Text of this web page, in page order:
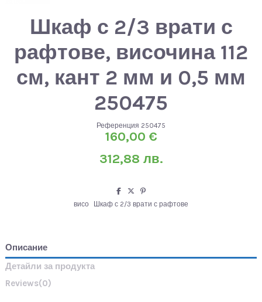
Шкаф с 2/3 врати с
рафтове, височина 112
см, кант 2 мм и 0,5 мм
250475
Референция 250475
160,00 €
312,88 лв.
висо Шкаф с 2/3 врати с рафтове
Описание
Детайли за продукта
Reviews(0)